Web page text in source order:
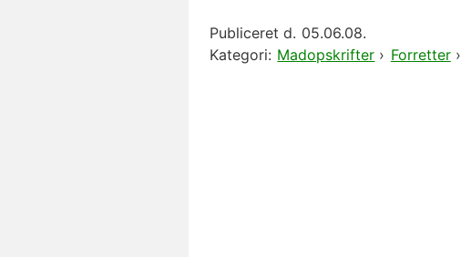
Publiceret d. 05.06.08.
Kategori: Madopskrifter › Forretter›